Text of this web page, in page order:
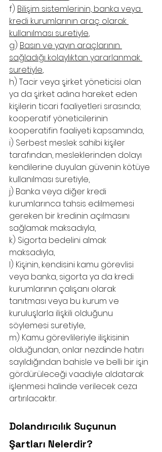
f) Bilişim sistemlerinin, banka veya
kredi kurumlarının araç olarak
kullanılması suretiyle,
g) Basın ve yayın araçlarının
sağladığı kolaylıktan yararlanmak
suretiyle,
h) Tacir veya şirket yöneticisi olan
ya da şirket adına hareket eden
kişilerin ticari faaliyetleri sırasında;
kooperatif yöneticilerinin
kooperatifin faaliyeti kapsamında,
i) Serbest meslek sahibi kişiler
tarafından, mesleklerinden dolayı
kendilerine duyulan güvenin kötüye
kullanılması suretiyle,
j) Banka veya diğer kredi
kurumlarınca tahsis edilmemesi
gereken bir kredinin açılmasını
sağlamak maksadıyla,
k) Sigorta bedelini almak
maksadıyla,
l) Kişinin, kendisini kamu görevlisi
veya banka, sigorta ya da kredi
kurumlarının çalışanı olarak
tanıtması veya bu kurum ve
kuruluşlarla ilişkili olduğunu
söylemesi suretiyle,
m) Kamu görevlileriyle ilişkisinin
olduğundan, onlar nezdinde hatırı
sayıldığından bahisle ve belli bir işin
gördürüleceği vaadiyle aldatarak
işlenmesi halinde verilecek ceza
artırılacaktır.
Dolandırıcılık Suçunun
Şartları Nelerdir?